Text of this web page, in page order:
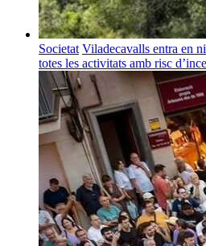
Societat Viladecavalls entra en
totes les activitats amb risc